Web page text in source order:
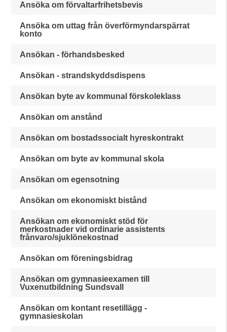
Ansöka om förvaltarfrihetsbevis
Ansöka om uttag från överförmyndarspärrat
konto
Ansökan - förhandsbesked
Ansökan - strandskyddsdispens
Ansökan byte av kommunal förskoleklass
Ansökan om anstånd
Ansökan om bostadssocialt hyreskontrakt
Ansökan om byte av kommunal skola
Ansökan om egensotning
Ansökan om ekonomiskt bistånd
Ansökan om ekonomiskt stöd för
merkostnader vid ordinarie assistents
frånvaro/sjuklönekostnad
Ansökan om föreningsbidrag
Ansökan om gymnasieexamen till
Vuxenutbildning Sundsvall
Ansökan om kontant resetillägg -
gymnasieskolan